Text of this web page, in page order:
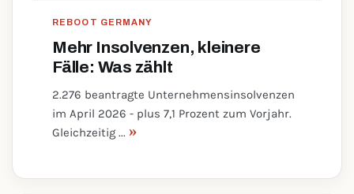
REBOOT GERMANY
Mehr Insolvenzen, kleinere
Fälle: Was zählt
2.276 beantragte Unternehmensinsolvenzen
im April 2026 - plus 7,1 Prozent zum Vorjahr.
Gleichzeitig ... »